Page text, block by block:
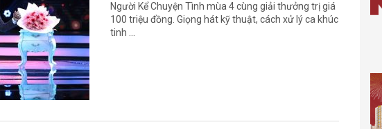
Người Kể Chuyện Tình mùa 4 cùng giải thưởng trị giá
100 triệu đồng. Giọng hát kỹ thuật, cách xử lý ca khúc
tinh ...